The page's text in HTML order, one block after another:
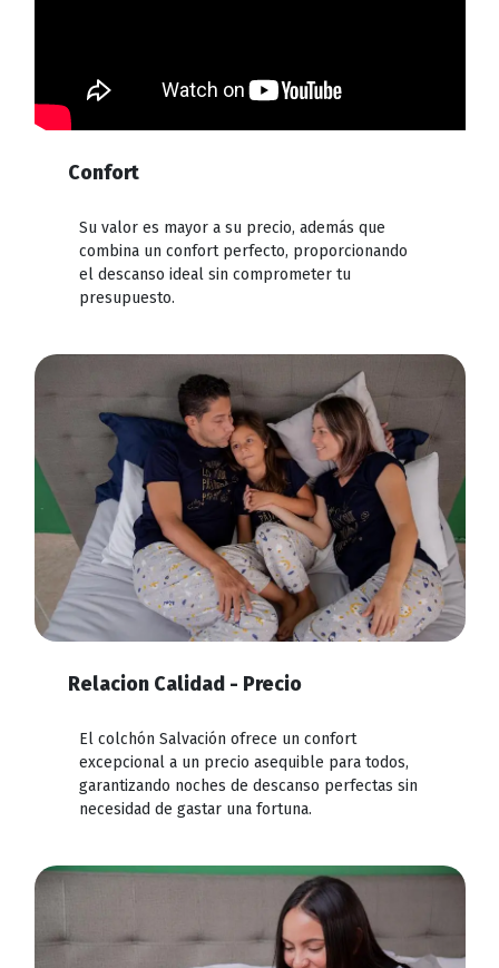
Confort
Su valor es mayor a su precio, además que
combina un confort perfecto, proporcionando
el descanso ideal sin comprometer tu
presupuesto.
Relacion Calidad - Precio
El colchón Salvación ofrece un confort
excepcional a un precio asequible para todos,
garantizando noches de descanso perfectas sin
necesidad de gastar una fortuna.